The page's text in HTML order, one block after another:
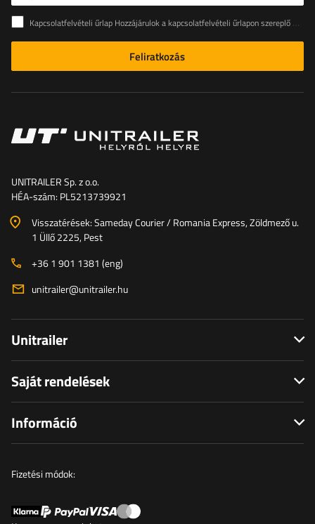
Kapcsolatfelvételi űrlap Hozzájárulok a kapcsolatfelvételi űrlapon szereplő személyes adataimnak az Európai Parlament és a Tanács (EU) rendeletével összhangban történő kezeléséhez
Feliratkozás
UNITRAILER Sp. z o.o.
HÉA-szám: PL5213739921
Visszatérések: Sameday Courier / Romania Express, Zöldmező u.
1 Üllő 2225, Pest
+36 1 901 1381 (eng)
unitrailer@unitrailer.hu
Unitrailer
Saját rendelések
Információ
Fizetési módok: